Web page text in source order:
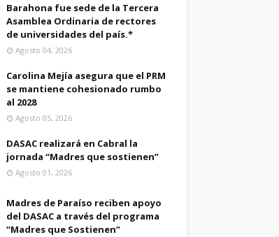
Barahona fue sede de la Tercera
Asamblea Ordinaria de rectores
de universidades del país.*
Agosto 04, 2026
Carolina Mejía asegura que el PRM
se mantiene cohesionado rumbo
al 2028
Agosto 05, 2026
DASAC realizará en Cabral la
jornada “Madres que sostienen”
Agosto 01, 2026
Madres de Paraíso reciben apoyo
del DASAC a través del programa
“Madres que Sostienen”